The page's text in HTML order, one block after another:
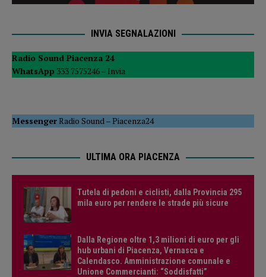
INVIA SEGNALAZIONI
Radio Sound Piacenza 24
WhatsApp 333 7575246 – Invia
MessengerRadio Sound –Piacenza24
ULTIMA ORA PIACENZA
Tutela di pedoni e ciclisti, dalla Provincia 295
mila euro per rendere le strade più sicure
Dalla Regione oltre 1,3 milioni di euro per gli
hub urbani di Piacenza, Vernasca e
Calendasco. Amministrazione comunale e
Unione Commercianti: “Soddisfatti”